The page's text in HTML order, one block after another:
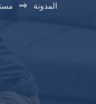
المدونة